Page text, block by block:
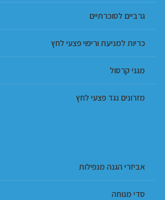
גרביים לסוכרתיים
כריות למניעת וריפוי פצעי לחץ
מגני קרסול
מזרונים נגד פצעי לחץ
אביזרי הגנה מנפילות
סדי מנוחה